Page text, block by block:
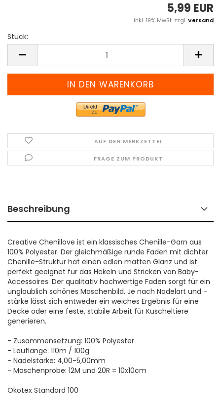
5,99 EUR
inkl. 19% MwSt. zzgl.Versand
Stück:
AUF DEN MERKZETTEL
FRAGE ZUM PRODUKT
Beschreibung
Creative Chenillove ist ein klassisches Chenille-Garn aus
100% Polyester. Der gleichmäßige runde Faden mit dichter
Chenille-Struktur hat einen edlen matten Glanz und ist
perfekt geeignet für das Häkeln und Stricken von Baby-
Accessoires. Der qualitativ hochwertige Faden sorgt für ein
unglaublich schönes Maschenbild. Je nach Nadelart und -
stärke lässt sich entweder ein weiches Ergebnis für eine
Decke oder eine feste, stabile Arbeit für Kuscheltiere
generieren.
- Zusammensetzung: 100% Polyester
- Lauflänge: 110m / 100g
- Nadelstärke: 4,00-5,00mm
- Maschenprobe: 12M und 20R = 10x10cm
Ökotex Standard 100